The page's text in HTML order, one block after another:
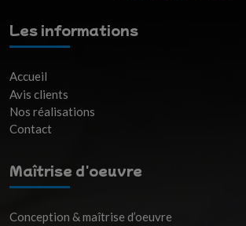
Les informations
Accueil
Avis clients
Nos réalisations
Contact
Maîtrise d'oeuvre
Conception & maîtrise d’oeuvre